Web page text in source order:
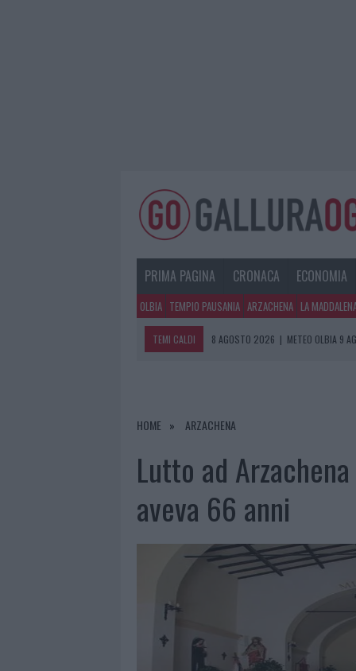
PRIMA PAGINA CRONACA ECONOMIA
OLBIA TEMPIO PAUSANIA ARZACHENA LA
TEMI CALDI 8 AGOSTO 2026 | METEO OLBIA 9
8 AGOSTO 2026 | GIORGIA MELONI A LA
HOME ARZACHENA
Lutto ad
aveva 66 anni